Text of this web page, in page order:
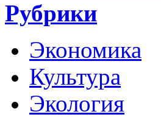
Рубрики
Экономика
Культура
Экология